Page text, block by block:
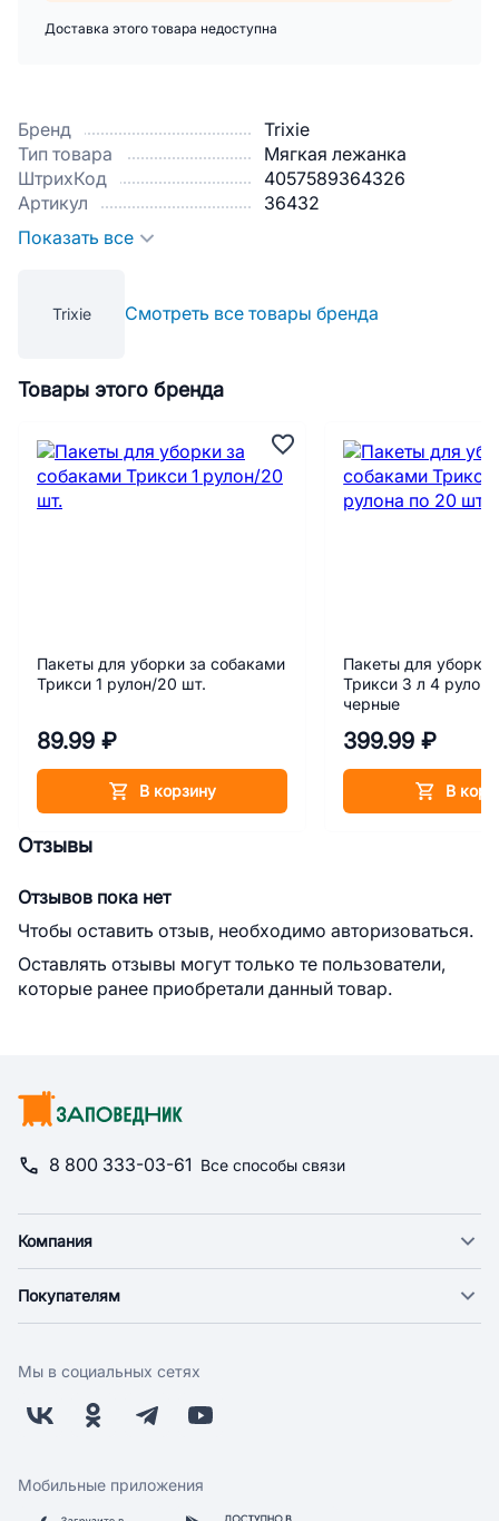
Бренд
Trixie
Тип товара
Мягкая лежанка
ШтрихКод
4057589364326
Артикул
36432
Показать все
Trixie Смотреть все товары бренда
Доставка этого товара недоступна
Товары этого бренда
Пакеты для уборки за собаками
Трикси 1 рулон/20 шт.
89.99 ₽
В корзину
Пакеты для уборки
Трикси 3 л 4
черные
399.99 ₽
В
Отзывы
Отзывов пока нет
Чтобы оставить отзыв, необходимо авторизоваться.
Оставлять отзывы могут только те пользователи,
которые ранее приобретали данный товар.
8 800 333-03-61 Все способы связи
Компания
Новости
Поставщикам
Заводчикам
Обратная связь
Покупателям
Оплата
Бонусная программа
Скидки и акции
Мы в социальных сетях
Мобильные приложения